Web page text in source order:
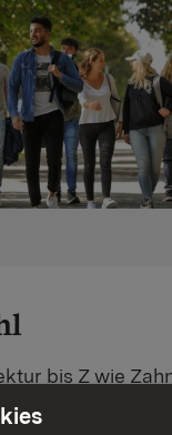
bis Z wie
warten